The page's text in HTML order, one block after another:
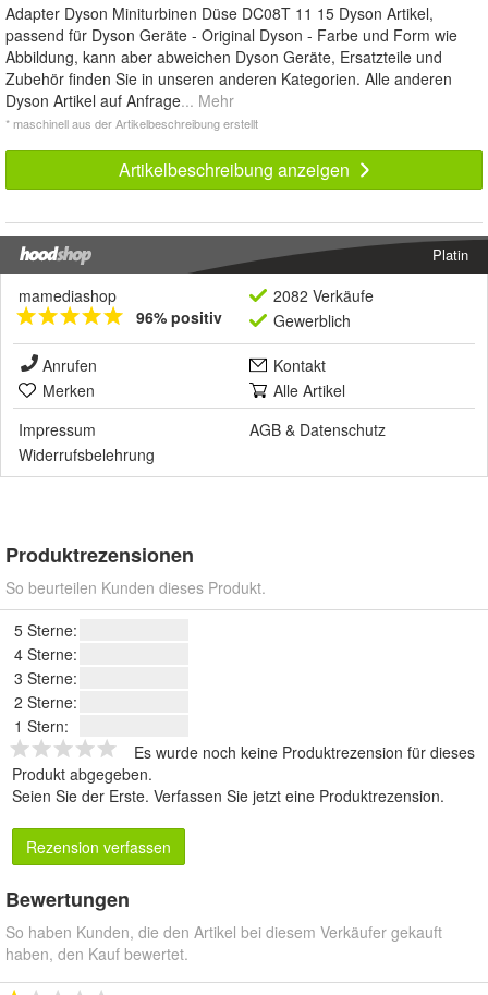
Adapter Dyson Miniturbinen Düse DC08T 11 15 Dyson Artikel,
passend für Dyson Geräte - Original Dyson - Farbe und Form wie
Abbildung, kann aber abweichen Dyson Geräte, Ersatzteile und
Zubehör finden Sie in unseren anderen Kategorien. Alle anderen
Dyson Artikel auf Anfrage... Mehr
* maschinell aus der Artikelbeschreibung erstellt
Artikelbeschreibung anzeigen
Platin
mamediashop
96% positiv
2082 Verkäufe
Gewerblich
Anrufen
Kontakt
Merken
Alle Artikel
Impressum
AGB & Datenschutz
Widerrufsbelehrung
Produktrezensionen
So beurteilen Kunden dieses Produkt.
5 Sterne:
4 Sterne:
3 Sterne:
2 Sterne:
1 Stern:
Es wurde noch keine Produktrezension für dieses
Produkt abgegeben.
Seien Sie der Erste. Verfassen Sie jetzt eine Produktrezension.
Rezension verfassen
Bewertungen
So haben Kunden, die den Artikel bei diesem Verkäufer gekauft
haben, den Kauf bewertet.